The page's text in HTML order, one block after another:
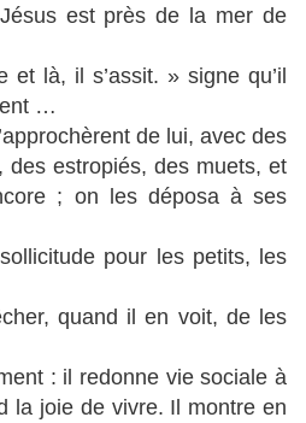
est près de la mer de
et là, il s’assit. » signe qu’il
…
de lui, avec des
des estropiés, des muets, et
; on les déposa à ses
pour les petits, les
quand il en voit, de les
: il redonne vie sociale à
la joie de vivre. Il montre en